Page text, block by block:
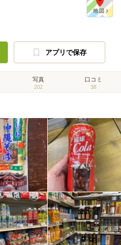
アプリで保存
写真
202
口コミ
38